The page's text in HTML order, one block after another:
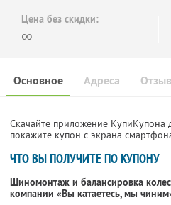
Цена без скидки:
∞
Основное Адреса
Скачайте приложение КупиКупона
покажите купон с экрана
ЧТО ВЫ ПОЛУЧИТЕ ПО КУПОНУ
Шиномонтаж и балансировка
компании «Вы катаетесь, мы